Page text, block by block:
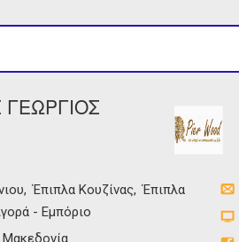
ΓΕΩΡΓΙΟΣ
Έπιπλα Κουζίνας
Έπιπλα
- Εμπόριο
Μακεδονία